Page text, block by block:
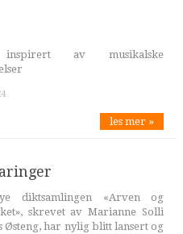
av musikalske
les mer »
diktsamlingen «Arven og
skrevet av Marianne Solli
Østeng, har nylig blitt lansert og